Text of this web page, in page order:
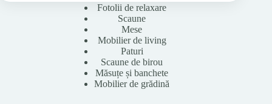
Fotolii de relaxare
Scaune
Mese
Mobilier de living
Paturi
Scaune de birou
Măsuțe și banchete
Mobilier de grădină